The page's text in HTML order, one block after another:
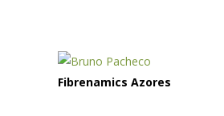
Fibrenamics Azores